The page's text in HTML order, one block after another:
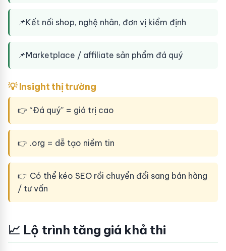
📌Kết nối shop, nghệ nhân, đơn vị kiểm định
📌Marketplace / affiliate sản phẩm đá quý
💡 Insight thị trường
👉 “Đá quý” = giá trị cao
👉 .org = dễ tạo niềm tin
👉 Có thể kéo SEO rồi chuyển đổi sang bán hàng
/ tư vấn
📈 Lộ trình tăng giá khả thi